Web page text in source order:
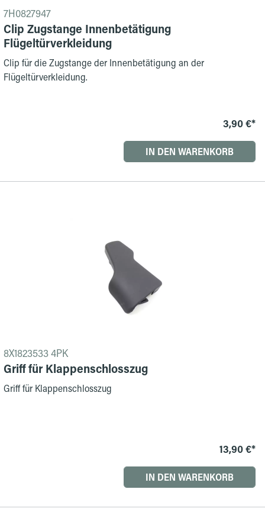
7H0827947
Clip Zugstange Innenbetätigung
Flügeltürverkleidung
Clip für die Zugstange der Innenbetätigung an der
Flügeltürverkleidung.
3,90 €*
IN DEN WARENKORB
8X1823533 4PK
Griff für Klappenschlosszug
Griff für Klappenschlosszug
13,90 €*
IN DEN WARENKORB